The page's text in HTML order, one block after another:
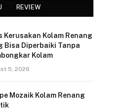
REVIEW
Kerusakan Kolam Renang
Bisa Diperbaiki Tanpa
Kolam
5, 2026
Mozaik Kolam Renang